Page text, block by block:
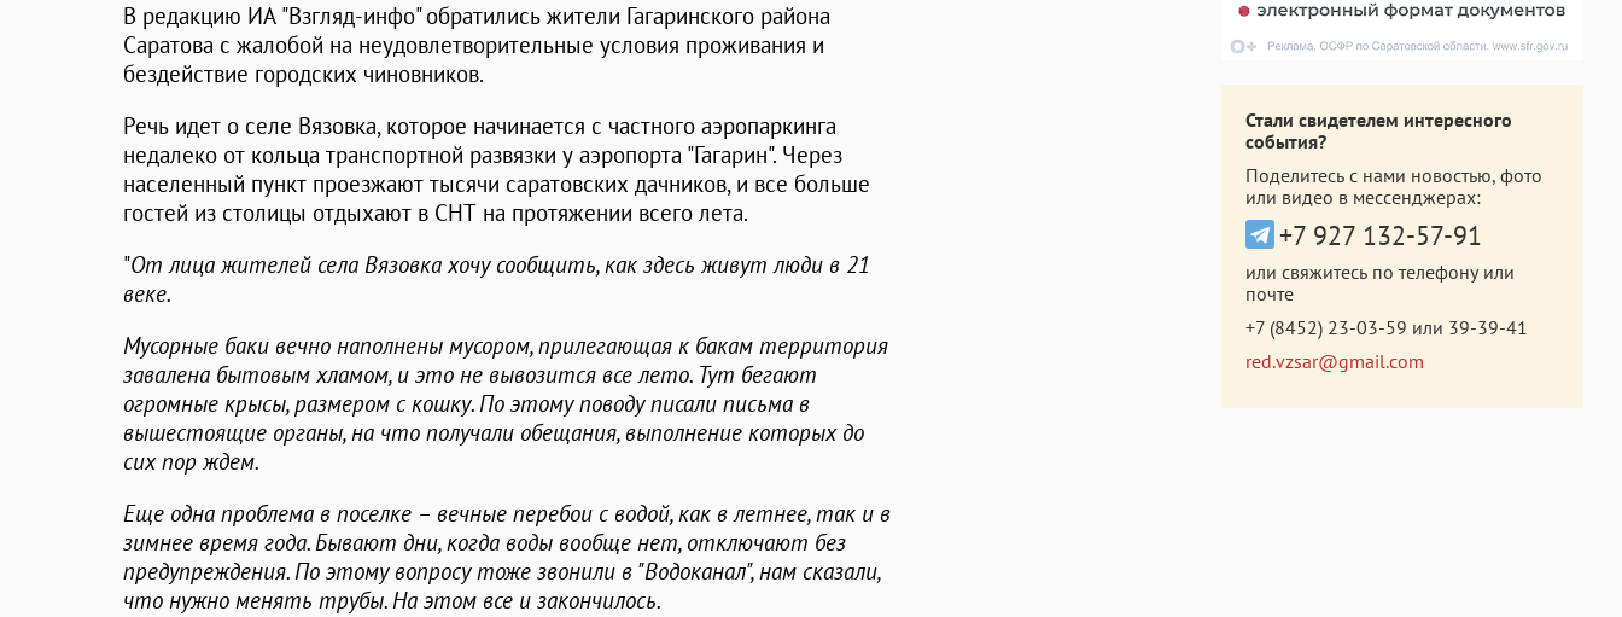
В редакцию ИА "Взгляд-инфо" обратились жители Гагаринского района
Саратова с жалобой на неудовлетворительные условия проживания и
бездействие городских чиновников.
Речь идет о селе Вязовка, которое начинается с частного аэропаркинга
недалеко от кольца транспортной развязки у аэропорта "Гагарин". Через
населенный пункт проезжают тысячи саратовских дачников, и все больше
гостей из столицы отдыхают в СНТ на протяжении всего лета.
"От лица жителей села Вязовка хочу сообщить, как здесь живут люди в 21
веке.
Мусорные баки вечно наполнены мусором, прилегающая к бакам территория
завалена бытовым хламом, и это не вывозится все лето. Тут бегают
огромные крысы, размером с кошку. По этому поводу писали письма в
вышестоящие органы, на что получали обещания, выполнение которых до
сих пор ждем.
Еще одна проблема в поселке – вечные перебои с водой, как в летнее, так и в
зимнее время года. Бывают дни, когда воды вообще нет, отключают без
предупреждения. По этому вопросу тоже звонили в "Водоканал", нам сказали,
что нужно менять трубы. На этом все и закончилось.
Стали свидетелем интересного
события?
Поделитесь с нами новостью, фото
или видео в мессенджерах:
+7 927 132-57-91
или свяжитесь по телефону или
почте
+7 (8452) 23-03-59 или 39-39-41
red.vzsar@gmail.com